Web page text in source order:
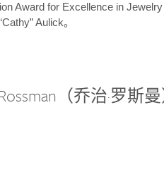
Award for Excellence in
Aulick。
（乔治·罗斯